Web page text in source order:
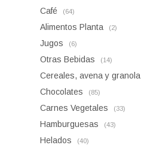
Café (64)
Alimentos Planta (2)
Jugos (6)
Otras Bebidas (14)
Cereales, avena y granola
Chocolates (85)
Carnes Vegetales (33)
Hamburguesas (43)
Helados (40)